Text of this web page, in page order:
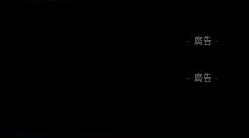
- 廣告 -
- 廣告 -